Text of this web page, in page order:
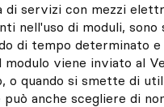
di servizi con mezzi
nell'uso di moduli,
di tempo determinato e
modulo viene inviato al
o quando si smette di
anche scegliere di